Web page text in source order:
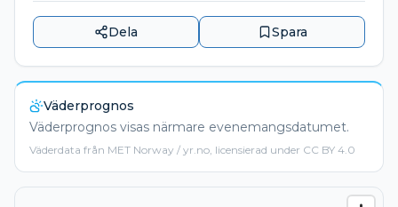
Dela Spara
Väderprognos
Väderprognos visas närmare evenemangsdatumet.
Väderdata från MET Norway / yr.no, licensierad under CC BY 4.0